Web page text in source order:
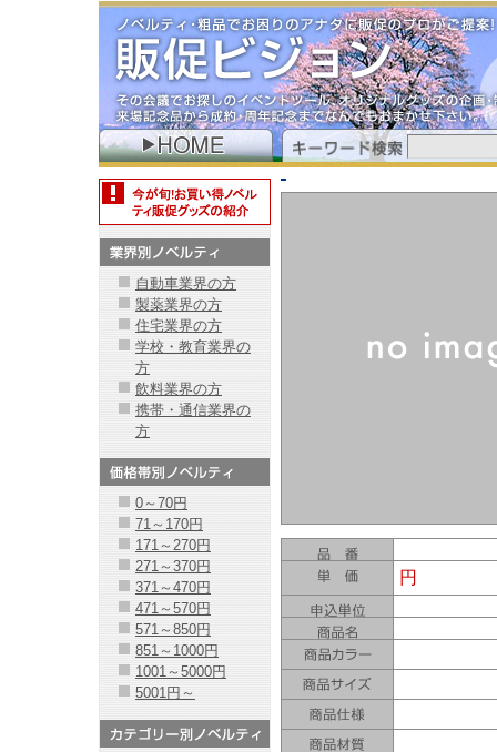
円
自動車業界の方
製薬業界の方
住宅業界の方
学校・教育業界の
方
飲料業界の方
携帯・通信業界の
方
0～70円
71～170円
171～270円
271～370円
371～470円
471～570円
571～850円
851～1000円
1001～5000円
5001円～